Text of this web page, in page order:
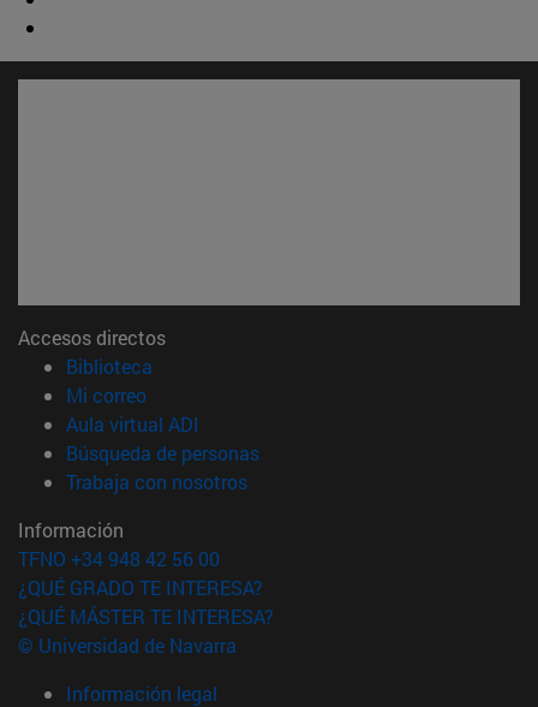
Accesos directos
Biblioteca
Mi correo(abre en nueva ventana)
Aula virtual ADI
Búsqueda de personas(abre en nueva ventana)
Trabaja con nosotros(abre en nueva ventana)
Información
TFNO +34 948 42 56 00
¿QUÉ GRADO TE INTERESA?
¿QUÉ MÁSTER TE INTERESA?
© Universidad de Navarra
Información legal